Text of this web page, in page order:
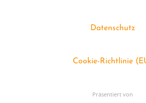
Datenschutz
Cookie-Richtlinie
Präsentiert von